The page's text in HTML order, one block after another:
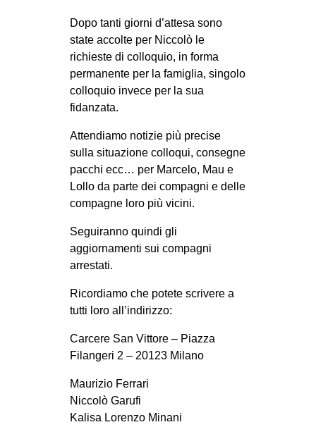
STUDENTI
CULTURE
ARTE
MANIFESTI
MUSICA
RECENSIONI
AFRICA
ESTREMO ORIENTE
EUROPA
MEDIO ORIENTE
MONDO
EVENTI
in
Dopo tanti giorni d’attesa sono
state accolte per Niccolò le
richieste di colloquio, in forma
permanente per la famiglia, singolo
colloquio invece per la sua
fidanzata.
Attendiamo notizie più precise
sulla situazione colloqui, consegne
pacchi ecc… per Marcelo, Mau e
Lollo da parte dei compagni e delle
compagne loro più vicini.
Seguiranno quindi gli
aggiornamenti sui compagni
arrestati.
Ricordiamo che potete scrivere a
tutti loro all’indirizzo:
Carcere San Vittore – Piazza
Filangeri 2 – 20123 Milano
Maurizio Ferrari
Niccolò Garufi
Kalisa Lorenzo Minani